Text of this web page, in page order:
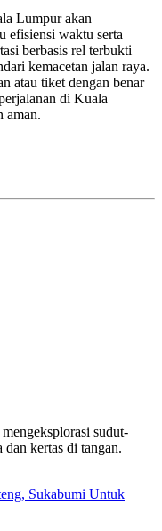
Lumpur akan
efisiensi waktu serta
berbasis rel terbukti
kemacetan jalan raya.
atau tiket dengan benar
di Kuala
aman.
sudut-
dan kertas di tangan.
Sukabumi Untuk